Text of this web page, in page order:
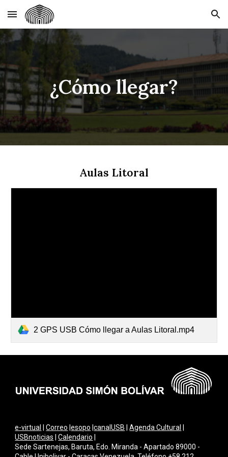
Skip to main content Skip to navigation
¿Cómo llegar?
Aulas Litoral
2 GPS USB Cómo llegar a Aulas Litoral.mp4
e-virtual |Correo |esopo |canalUSB |Agenda Cultural
USBnoticias |Calendario
Sede Sartenejas, Baruta, Edo. Miranda - Apartado 89000 -